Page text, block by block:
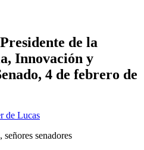
de la
Innovación y
4 de febrero de
de Lucas
señores senadores